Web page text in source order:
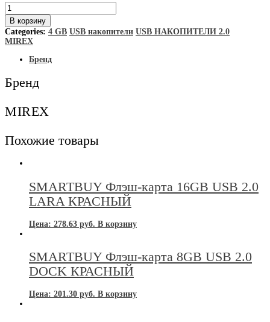
Количество
товара
MIREX
Флэш-
карта
USB
SWIVEL
BLACK
В корзину
Categories: 4 GB USB накопители USB НАКОПИТЕЛИ 2.0
MIREX
Бренд
Бренд
MIREX
Похожие товары
SMARTBUY Флэш-карта 16GB USB 2.0
LARA КРАСНЫЙ
Цена: 278.63 руб. В корзину
SMARTBUY Флэш-карта 8GB USB 2.0
DOCK КРАСНЫЙ
Цена: 201.30 руб. В корзину